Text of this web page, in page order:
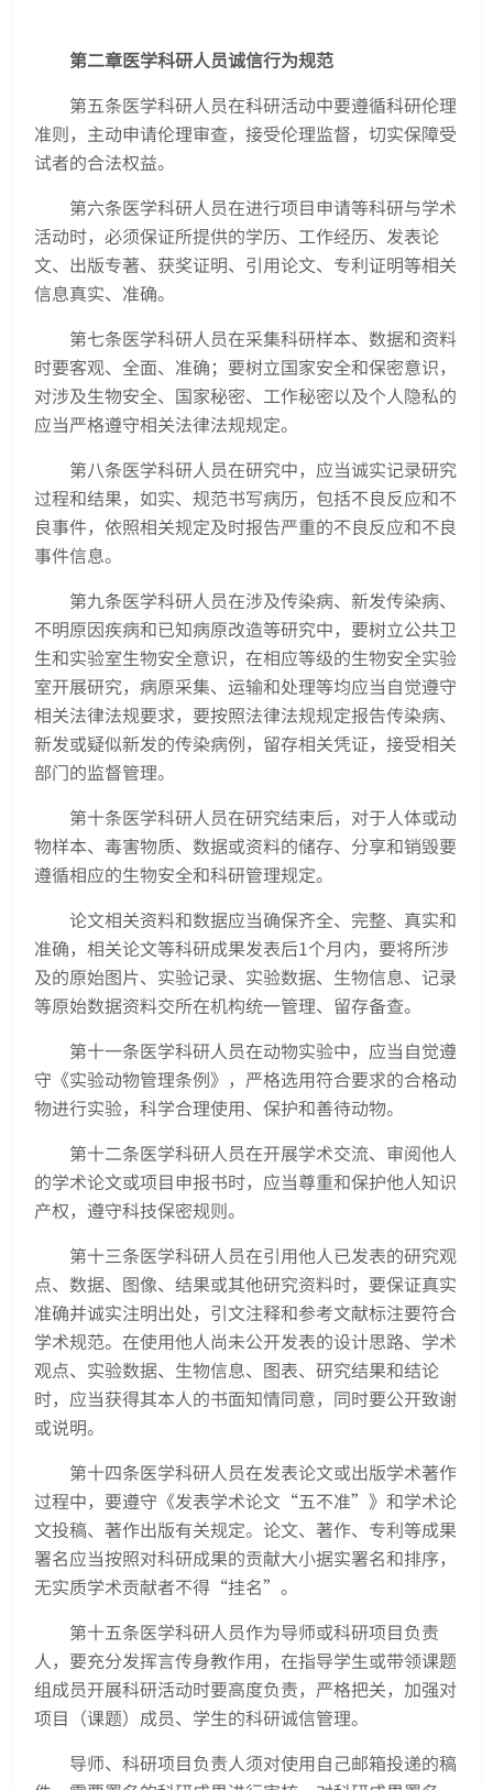
第二章医学科研人员诚信行为规范
第五条医学科研人员在科研活动中要遵循科研伦理
准则，主动申请伦理审查，接受伦理监督，切实保障受
试者的合法权益。
第六条医学科研人员在进行项目申请等科研与学术
活动时，必须保证所提供的学历、工作经历、发表论
文、出版专著、获奖证明、引用论文、专利证明等相关
信息真实、准确。
第七条医学科研人员在采集科研样本、数据和资料
时要客观、全面、准确；要树立国家安全和保密意识，
对涉及生物安全、国家秘密、工作秘密以及个人隐私的
应当严格遵守相关法律法规规定。
第八条医学科研人员在研究中，应当诚实记录研究
过程和结果，如实、规范书写病历，包括不良反应和不
良事件，依照相关规定及时报告严重的不良反应和不良
事件信息。
第九条医学科研人员在涉及传染病、新发传染病、
不明原因疾病和已知病原改造等研究中，要树立公共卫
生和实验室生物安全意识，在相应等级的生物安全实验
室开展研究，病原采集、运输和处理等均应当自觉遵守
相关法律法规要求，要按照法律法规规定报告传染病、
新发或疑似新发的传染病例，留存相关凭证，接受相关
部门的监督管理。
第十条医学科研人员在研究结束后，对于人体或动
物样本、毒害物质、数据或资料的储存、分享和销毁要
遵循相应的生物安全和科研管理规定。
论文相关资料和数据应当确保齐全、完整、真实和
准确，相关论文等科研成果发表后1个月内，要将所涉
及的原始图片、实验记录、实验数据、生物信息、记录
等原始数据资料交所在机构统一管理、留存备查。
第十一条医学科研人员在动物实验中，应当自觉遵
守《实验动物管理条例》，严格选用符合要求的合格动
物进行实验，科学合理使用、保护和善待动物。
第十二条医学科研人员在开展学术交流、审阅他人
的学术论文或项目申报书时，应当尊重和保护他人知识
产权，遵守科技保密规则。
第十三条医学科研人员在引用他人已发表的研究观
点、数据、图像、结果或其他研究资料时，要保证真实
准确并诚实注明出处，引文注释和参考文献标注要符合
学术规范。在使用他人尚未公开发表的设计思路、学术
观点、实验数据、生物信息、图表、研究结果和结论
时，应当获得其本人的书面知情同意，同时要公开致谢
或说明。
第十四条医学科研人员在发表论文或出版学术著作
过程中，要遵守《发表学术论文“五不准”》和学术论
文投稿、著作出版有关规定。论文、著作、专利等成果
署名应当按照对科研成果的贡献大小据实署名和排序，
无实质学术贡献者不得“挂名”。
第十五条医学科研人员作为导师或科研项目负责
人，要充分发挥言传身教作用，在指导学生或带领课题
组成员开展科研活动时要高度负责，严格把关，加强对
项目（课题）成员、学生的科研诚信管理。
导师、科研项目负责人须对使用自己邮箱投递的稿